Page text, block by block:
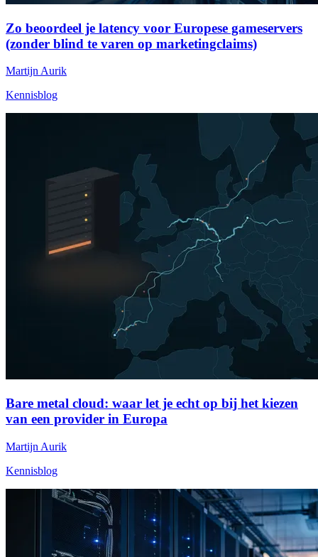
Zo beoordeel je latency voor Europese gameservers
(zonder blind te varen op marketingclaims)
Martijn Aurik
Kennisblog
Bare metal cloud: waar let je echt op bij het kiezen
van een provider in Europa
Martijn Aurik
Kennisblog